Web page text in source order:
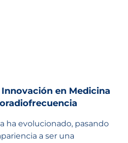
en Medicina
ha evolucionado, pasando
a ser una